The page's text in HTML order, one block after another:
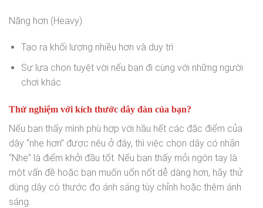
Nặng hơn (Heavy)
Tạo ra khối lượng nhiều hơn và duy trì
Sự lựa chọn tuyệt vời nếu bạn đi cùng với những người
chơi khác
Thử nghiệm với kích thước dây đàn của bạn?
Nếu bạn thấy mình phù hợp với hầu hết các đặc điểm của
dây “nhẹ hơn” được nêu ở đây, thì việc chọn dây có nhãn
“Nhẹ” là điểm khởi đầu tốt. Nếu bạn thấy mỏi ngón tay là
một vấn đề hoặc bạn muốn uốn nốt dễ dàng hơn, hãy thử
dùng dây có thước đo ánh sáng tùy chỉnh hoặc thêm ánh
sáng.